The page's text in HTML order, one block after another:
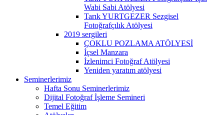
Wabi Sabi Atölyesi
Tarık YURTGEZER Sezgisel
Fotoğrafçılık Atölyesi
2019 sergileri
ÇOKLU POZLAMA ATÖLYESİ
İçsel Manzara
İzlenimci Fotoğraf Atölyesi
Yeniden yaratım atölyesi
Seminerlerimiz
Hafta Sonu Seminerlerimiz
Dijital Fotoğraf İşleme Semineri
Temel Eğitim